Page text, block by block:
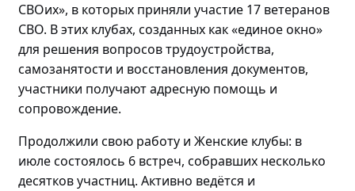
СВОих», в которых приняли участие 17 ветеранов
СВО. В этих клубах, созданных как «единое окно»
для решения вопросов трудоустройства,
самозанятости и восстановления документов,
участники получают адресную помощь и
сопровождение.
Продолжили свою работу и Женские клубы: в
июле состоялось 6 встреч, собравших несколько
десятков участниц. Активно ведётся и